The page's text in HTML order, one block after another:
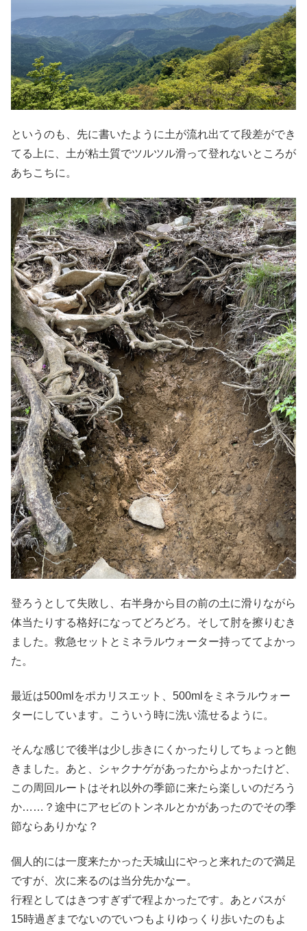
というのも、先に書いたように土が流れ出てて段差ができ
てる上に、土が粘土質でツルツル滑って登れないところが
あちこちに。
登ろうとして失敗し、右半身から目の前の土に滑りながら
体当たりする格好になってどろどろ。そして肘を擦りむき
ました。救急セットとミネラルウォーター持っててよかっ
た。
最近は500mlをポカリスエット、500mlをミネラルウォー
ターにしています。こういう時に洗い流せるように。
そんな感じで後半は少し歩きにくかったりしてちょっと飽
きました。あと、シャクナゲがあったからよかったけど、
この周回ルートはそれ以外の季節に来たら楽しいのだろう
か……？途中にアセビのトンネルとかがあったのでその季
節ならありかな？
個人的には一度来たかった天城山にやっと来れたので満足
ですが、次に来るのは当分先かなー。
行程としてはきつすぎずで程よかったです。あとバスが
15時過ぎまでないのでいつもよりゆっくり歩いたのもよ